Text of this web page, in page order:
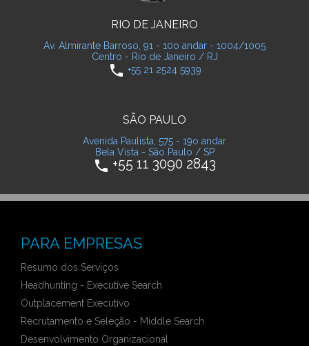
RIO DE JANEIRO
Av. Almirante Barroso, 91 - 10o andar - 1004/1005
Centro - Rio de Janeiro / RJ
phone +55 21 2524 5939
SÃO PAULO
Avenida Paulista, 575 - 19o andar
Bela Vista - São Paulo / SP
phone +55 11 3090 2843
PARA EMPRESAS
Resumo dos Serviços
Headhunting - Executive Search
Outplacement Executivo
Recrutamento e Seleção - Middle Search
Desenvolvimento Organizacional